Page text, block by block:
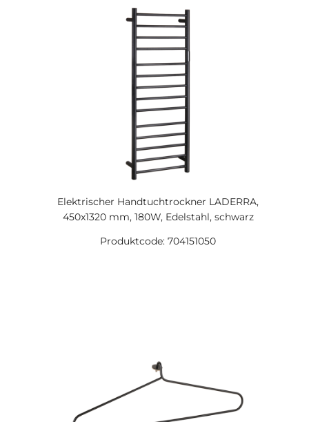
Elektrischer Handtuchtrockner LADERRA,
450x1320 mm, 180W, Edelstahl, schwarz
Produktcode: 704151050